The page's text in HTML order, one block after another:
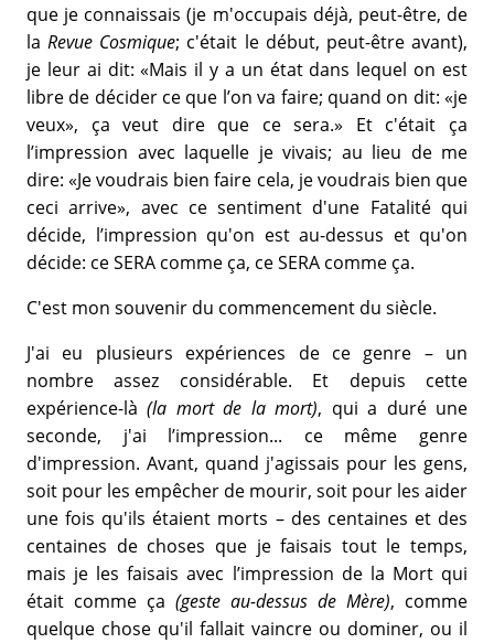
que je connaissais (je m'occupais déjà, peut-être, de
laRevue Cosmique; c'était le début, peut-être avant),
je leur ai dit: «Mais il y a un état dans lequel on est
libre de décider ce que l’on va faire; quand on dit: «je
veux», ça veut dire que ce sera.» Et c'était ça
l’impression avec laquelle je vivais; au lieu de me
dire: «Je voudrais bien faire cela, je voudrais bien que
ceci arrive», avec ce sentiment d'une Fatalité qui
décide, l’impression qu'on est au-dessus et qu'on
décide: ce SERA comme ça, ce SERA comme ça.
C'est mon souvenir du commencement du siècle.
J'ai eu plusieurs expériences de ce genre – un
nombre assez considérable. Et depuis cette
expérience-là(la mort de la mort), qui a duré une
seconde, j'ai l’impression... ce même genre
d'impression. Avant, quand j'agissais pour les gens,
soit pour les empêcher de mourir, soit pour les aider
une fois qu'ils étaient morts – des centaines et des
centaines de choses que je faisais tout le temps,
mais je les faisais avec l’impression de la Mort qui
était comme ça (geste au-dessus de Mère), comme
quelque chose qu'il fallait vaincre ou dominer, ou il